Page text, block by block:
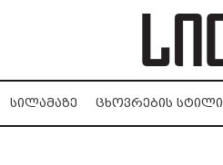
ᲡᲘᲚᲐᲛᲐᲖᲔ ᲪᲮᲝᲕᲠᲔᲑᲘᲡ ᲡᲢᲘᲚᲘ